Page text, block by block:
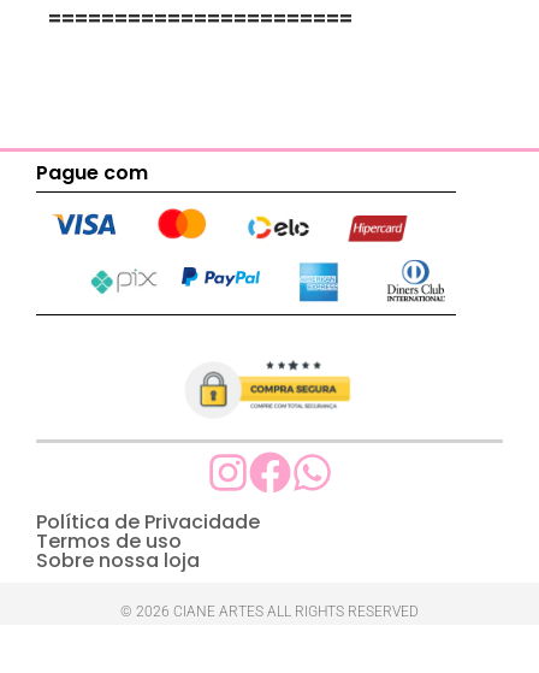
=======================
Pague com
Política de Privacidade
Termos de uso
Sobre nossa loja
© 2026 CIANE ARTES ALL RIGHTS RESERVED